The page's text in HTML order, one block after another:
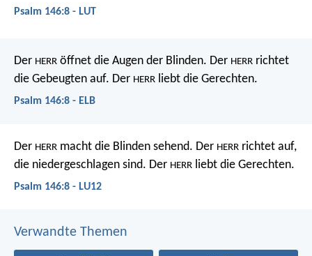
Psalm 146:8 - LUT
Der HERR öffnet die Augen der Blinden. Der HERR richtet
die Gebeugten auf. Der HERR liebt die Gerechten.
Psalm 146:8 - ELB
Der HERR macht die Blinden sehend. Der HERR richtet auf,
die niedergeschlagen sind. Der HERR liebt die Gerechten.
Psalm 146:8 - LU12
Verwandte Themen